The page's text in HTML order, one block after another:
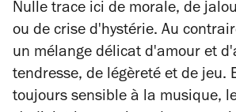
Nulle trace ici de morale, de
ou de crise d'hystérie. Au
un mélange délicat d'amour et
tendresse, de légèreté et de jeu.
toujours sensible à la musique,